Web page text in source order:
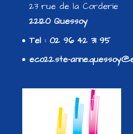
23 rue de la Corderie
22120 Quessoy
Tel : 02 96 42 31 95
eco22.ste-